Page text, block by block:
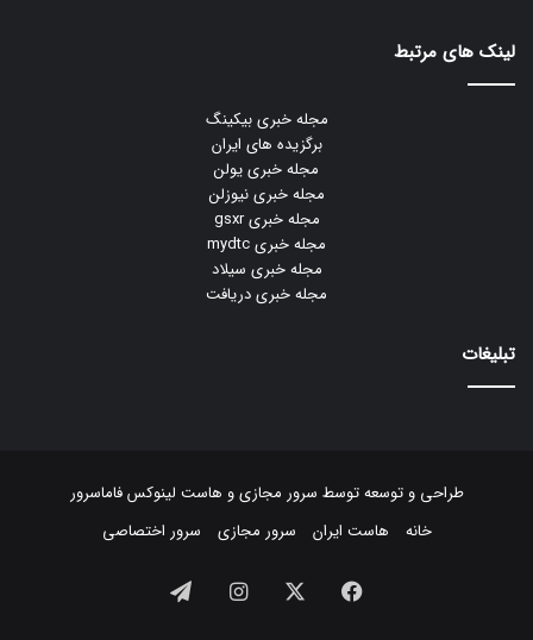
لینک های مرتبط
مجله خبری بیکینگ
برگزیده های ایران
مجله خبری یولن
مجله خبری نیوزلن
مجله خبری gsxr
مجله خبری mydtc
مجله خبری سیلاد
مجله خبری دریافت
تبلیغات
طراحی و توسعه توسط سرور مجازیو هاست لینوکسفاماسرور
خانه
هاست ایران سرور مجازی سرور اختصاصی
فیسبوک ایکس اینستاگرام